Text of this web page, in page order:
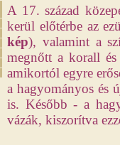
A 17. század
kerül előtérbe az
kép), valamint a
megnőtt a korall és
amikortól egyre
a hagyományos és
is. Később - a
vázák, kiszorítva